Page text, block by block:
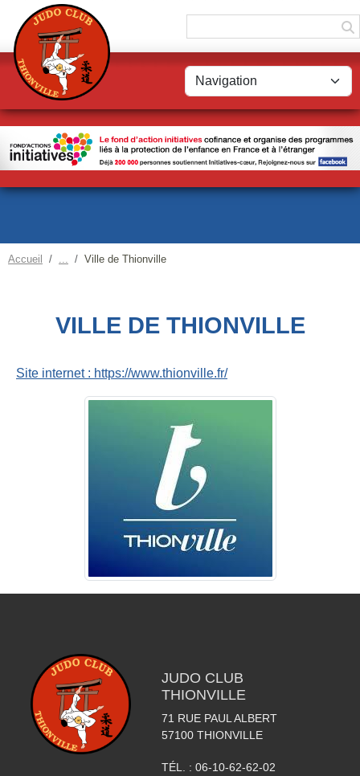
Accueil Ville de Thionville
VILLE DE THIONVILLE
Site internet : https://www.thionville.fr/
JUDO CLUB
THIONVILLE
71 RUE PAUL ALBERT
57100 THIONVILLE
TÉL. : 06-10-62-62-02
Panneau de gestion des cookies